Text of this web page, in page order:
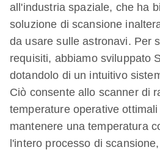
all'industria spaziale, che ha
soluzione di scansione
da usare sulle astronavi. Per
requisiti, abbiamo sviluppato
dotandolo di un intuitivo
Ciò consente allo scanner di
temperature operative
mantenere una temperatura
l'intero processo di